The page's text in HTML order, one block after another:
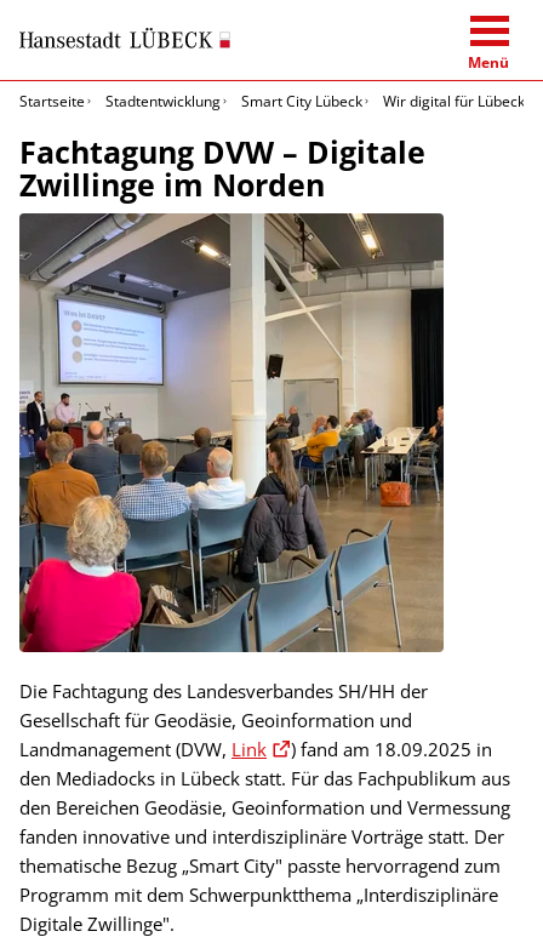
Menü
Startseite
Stadtentwicklung Smart City Lübeck Wir digital für Lübeck
Fachtagung DVW – Digitale
Zwillinge im Norden
Die Fachtagung des Landesverbandes SH/HH der
Gesellschaft für Geodäsie, Geoinformation und
Landmanagement (DVW, Link
) fand am 18.09.2025 in
den Mediadocks in Lübeck statt. Für das Fachpublikum aus
den Bereichen Geodäsie, Geoinformation und Vermessung
fanden innovative und interdisziplinäre Vorträge statt. Der
thematische Bezug „Smart City" passte hervorragend zum
Programm mit dem Schwerpunktthema „Interdisziplinäre
Digitale Zwillinge".